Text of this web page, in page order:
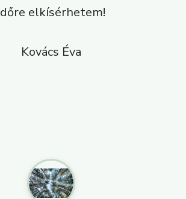
elkísérhetem!
Kovács Éva